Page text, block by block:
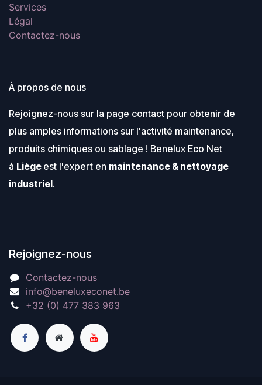
Services
Légal
Contactez-nous
À propos de nous
Rejoignez-nous sur la page contact pour obtenir de
plus amples informations sur l'activité maintenance,
produits chimiques ou sablage ! Benelux Eco Net
à Liège est l'expert en maintenance & nettoyage
industriel.
Rejoignez-nous
Contactez-nous
info@beneluxeconet.be
+32 (0) 477 383 963